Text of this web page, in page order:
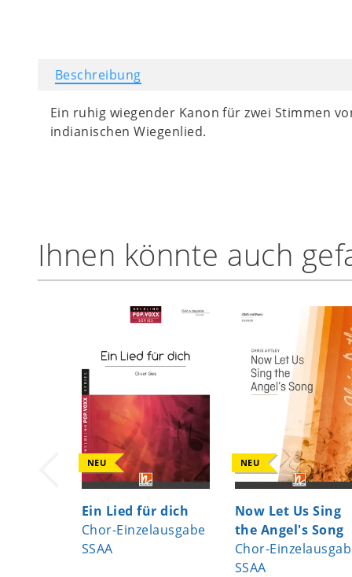
Beschreibung
Ein ruhig wiegender Kanon für zwei Stimmen
indianischen Wiegenlied.
Ihnen könnte auch
NEU
Ein Lied für dich
Chor-Einzelausgabe
SSAA
NEU
Now Let Us Sing
the Angel's Song
Chor-
SSAA